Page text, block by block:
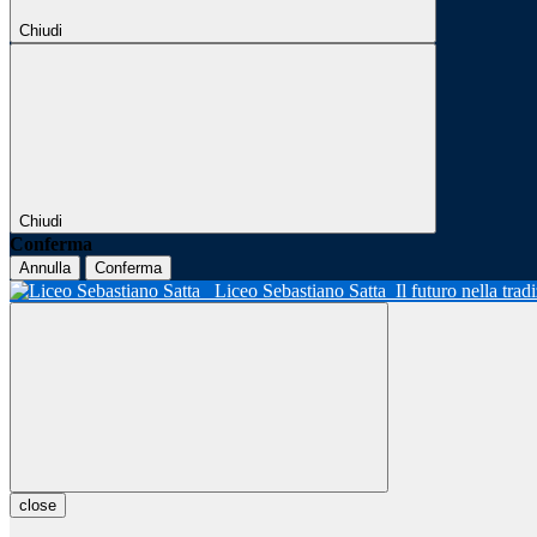
Chiudi
Chiudi
Conferma
Annulla Conferma
Liceo Sebastiano Satta Il futuro nella
close